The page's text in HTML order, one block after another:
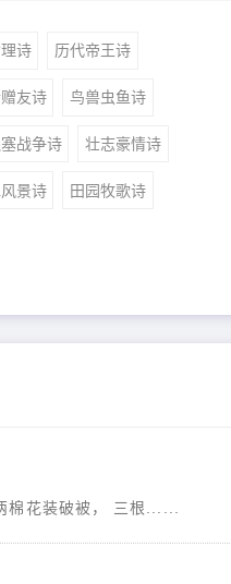
诗 历代帝王诗
友诗 鸟兽虫鱼诗
战争诗 壮志豪情诗
景诗 田园牧歌诗
棉花装破被， 三根......